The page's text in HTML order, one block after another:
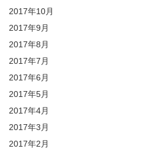
2017年10月
2017年9月
2017年8月
2017年7月
2017年6月
2017年5月
2017年4月
2017年3月
2017年2月